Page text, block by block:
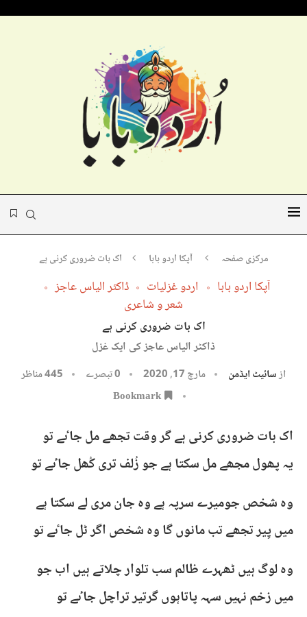
مرکزی صفحہ آپکا اردو بابا اک بات ضروری کرنی ہے
آپکا اردو بابا اردو غزلیات
ڈاکٹر الیاس عاجز
شعر و شاعری
اک بات ضروری کرنی ہے
ڈاکٹر الیاس عاجز کی ایک غزل
ازسائیٹ ایڈمن مارچ 17, 2020 0 تبصرے 445مناظر
Bookmark
اک بات ضروری کرنی ہے گر وقت تجھے مل جاٸے تو
یہ پھول مجھے مل سکتا ہے جو زُلف تری کُھل جاٸے تو
وہ شخص جومیرے سرپہ ہے وہ جان مری لے سکتا ہے
میں پِیر تجھے تب مانوں گا وہ شخص اگر ٹل جاٸے تو
وہ لوگ ہیں ٹھہرے ظالم سب تلوار چلاتے ہیں اب جو
میں زخم نہیں سہہ پاتاہوں گرتیر تراچل جاٸے تو